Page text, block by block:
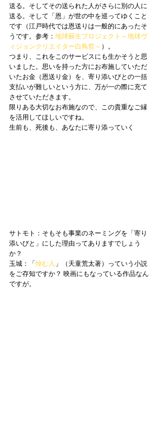
送る。そしてその送られた人がさらに別の人に
送る。そして「恩」が世の中を巡ってゆくこと
です（江戸時代では恩送りは一般的にあったそ
うです。参考： 地球蘇生プロジェクト～地球ヴ
ィジョンクリエイター白鳥哲～ ）。
つまり、これをこのサービスにも生かそうと思
いました。思いを持った方にお布施していただ
いたお金（恩送り金）を、寄り添いびとの一括
支払いが難しいという方に、万が一の際に充て
させていただきます。
限りある大切なお布施なので、この貴重なご縁
を活用してほしいですね。
生前も、死後も、あなたに寄り添っていく
サトモト：そもそも事業のネーミングを「寄り
添いびと」にした理由ってありますでしょう
か？
玉城：「悼む人 」（天童荒太著）っていう小説
をご存知ですか？ 映画にもなっている作品なん
ですが。